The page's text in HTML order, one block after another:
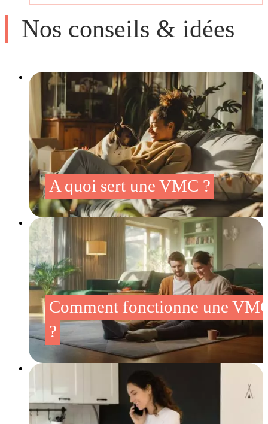
Nos conseils & idées
A quoi sert une VMC ?
Comment fonctionne une
?